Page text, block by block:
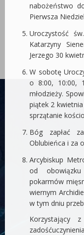
nabożeństwo
Pierwsza
Uroczystość
Katarzyny
Jerzego 30
W sobotę
o 8:00, 10:00,
młodzieży.
piątek 2
sprzątanie
Bóg zapłać
Oblubieńca i za
Arcybiskup
od obowiązku
pokarmów
wiernym
w tym dniu
Korzystający